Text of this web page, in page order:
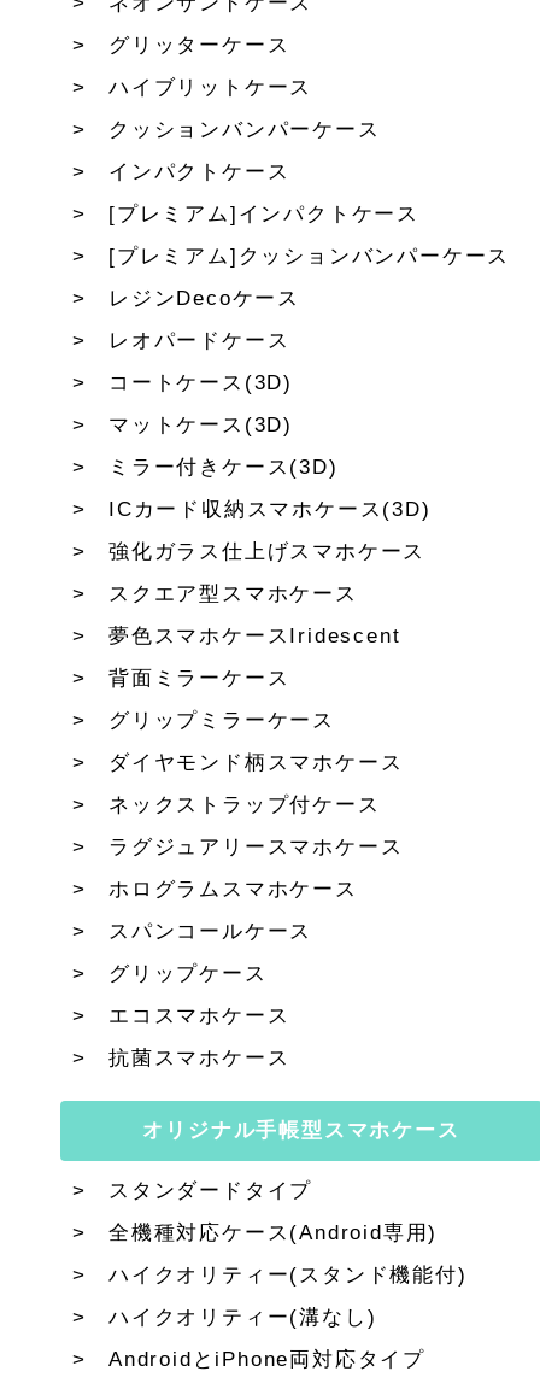
グリッターケース
ハイブリットケース
クッションバンパーケース
インパクトケース
[プレミアム]インパクトケース
[プレミアム]クッションバンパーケース
レジンDecoケース
レオパードケース
コートケース(3D)
マットケース(3D)
ミラー付きケース(3D)
ICカード収納スマホケース(3D)
強化ガラス仕上げスマホケース
スクエア型スマホケース
夢色スマホケースIridescent
背面ミラーケース
グリップミラーケース
ダイヤモンド柄スマホケース
ネックストラップ付ケース
ラグジュアリースマホケース
ホログラムスマホケース
スパンコールケース
グリップケース
エコスマホケース
抗菌スマホケース
オリジナル手帳型スマホケース
スタンダードタイプ
全機種対応ケース(Android専用)
ハイクオリティー(スタンド機能付)
ハイクオリティー(溝なし)
AndroidとiPhone両対応タイプ